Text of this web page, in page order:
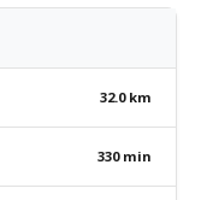
32.0 km
330 min